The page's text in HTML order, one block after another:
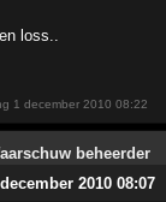
loss..
1 december 2010 08:22
2010 08:07